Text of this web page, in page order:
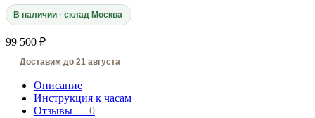
В наличии · склад Москва
99 500 ₽
Доставим до 21 августа
Описание
Инструкция к часам
Отзывы — 0